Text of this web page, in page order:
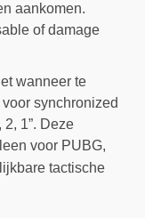
aankomen.
of damage
wanneer te
synchronized
1”. Deze
voor PUBG,
tactische